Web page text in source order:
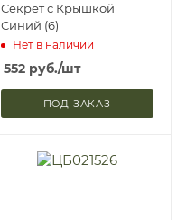
Секрет с Крышкой
Синий (6)
Нет в наличии
552руб./шт
ПОД ЗАКАЗ